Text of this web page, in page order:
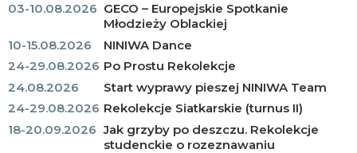
03-10.08.2026 GECO – Europejskie Spotkanie
Młodzieży Oblackiej
10-15.08.2026
NINIWA Dance
24-29.08.2026 Po Prostu Rekolekcje
24.08.2026
Start wyprawy pieszej NINIWA Team
24-29.08.2026 Rekolekcje Siatkarskie (turnus II)
18-20.09.2026 Jak grzyby po deszczu. Rekolekcje
studenckie o rozeznawaniu